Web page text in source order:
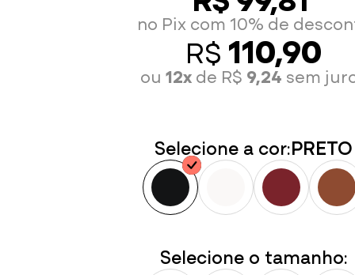
no Pix com 10% de
R$ 110,90
ou 12xde R$ 9,24 sem
Selecione a cor:PRETO
Selecione o tamanho: